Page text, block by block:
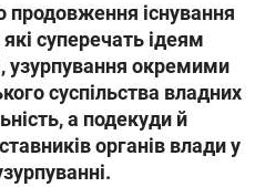
існування
суперечать ідеям
узурпування окремими
суспільства владних
а подекуди й
органів влади у